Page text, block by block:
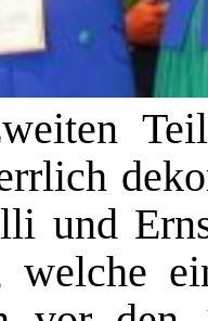
und
welche